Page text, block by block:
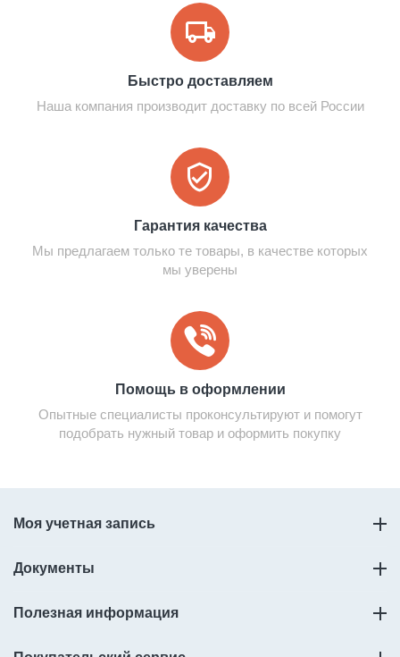
Быстро доставляем
Наша компания производит доставку по всей России
Гарантия качества
Мы предлагаем только те товары, в качестве которых
мы уверены
Помощь в оформлении
Опытные специалисты проконсультируют и помогут
подобрать нужный товар и оформить покупку
Моя учетная запись
Документы
Полезная информация